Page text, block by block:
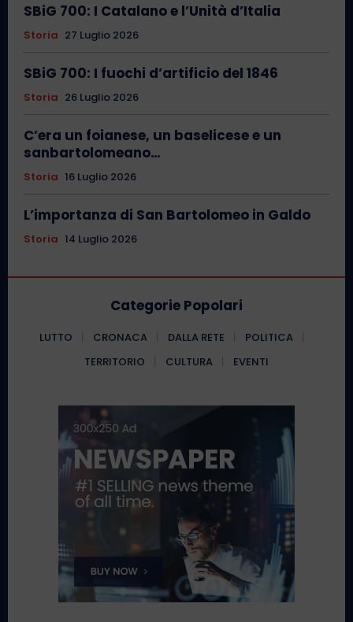
SBiG 700: I Catalano e l’Unità d’Italia
Storia 27 Luglio 2026
SBiG 700: I fuochi d’artificio del 1846
Storia 26 Luglio 2026
C’era un foianese, un baselicese e un
sanbartolomeano…
Storia 16 Luglio 2026
L’importanza di San Bartolomeo in Galdo
Storia 14 Luglio 2026
Categorie Popolari
LUTTO CRONACA DALLA RETE
POLITICA
TERRITORIO
CULTURA EVENTI